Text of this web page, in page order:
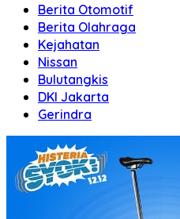
Berita Otomotif
Berita Olahraga
Kejahatan
Nissan
Bulutangkis
DKI Jakarta
Gerindra